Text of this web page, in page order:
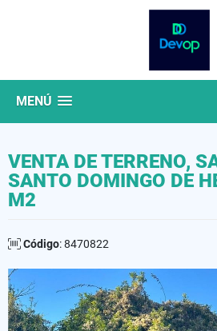
MENÚ
VENTA DE TERRENO,
SANTO DOMINGO DE
M2
Código: 8470822